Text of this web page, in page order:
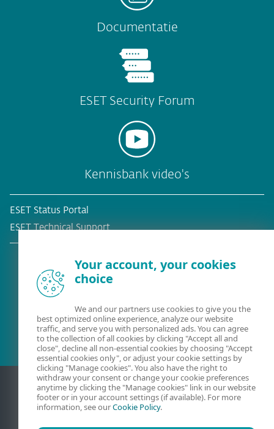
Documentatie
ESET Security Forum
Kennisbank video's
ESET Status Portal
ESET Technical Support
Bestaande klant?
Your account, your cookies
choice
We and our partners use cookies to give you the
best optimized online experience, analyze our website
traffic, and serve you with personalized ads. You can agree
to the collection of all cookies by clicking "Accept all and
close", decline all non-essential cookies by choosing "Accept
essential cookies only", or adjust your cookie settings by
clicking "Manage cookies". You also have the right to
withdraw your consent or change your cookie preferences
anytime by clicking the "Manage cookies" link in our website
footer or in your account settings (if available). For more
information, see ourCookie Policy.